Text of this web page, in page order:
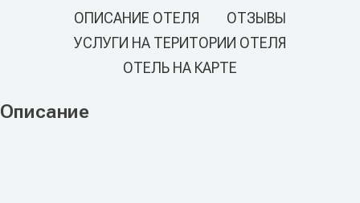
ОПИСАНИЕ ОТЕЛЯ
ОТЗЫВЫ
УСЛУГИ НА ТЕРИТОРИИ ОТЕЛЯ
ОТЕЛЬ НА КАРТЕ
Описание